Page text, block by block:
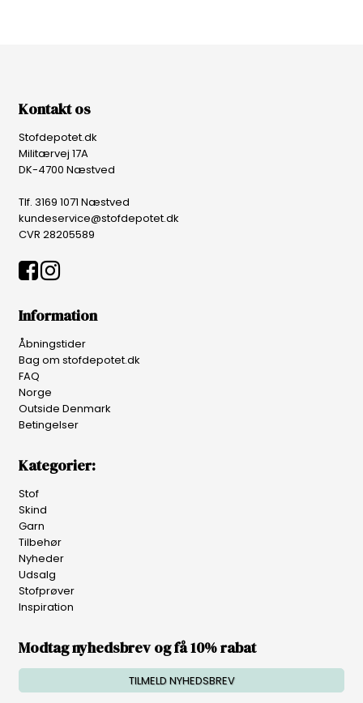
Kontakt os
Stofdepotet.dk
Militærvej 17A
DK-4700 Næstved
Tlf. 3169 1071 Næstved
kundeservice@stofdepotet.dk
CVR 28205589
Information
Åbningstider
Bag om stofdepotet.dk
FAQ
Norge
Outside Denmark
Betingelser
Kategorier:
Stof
Skind
Garn
Tilbehør
Nyheder
Udsalg
Stofprøver
Inspiration
Modtag nyhedsbrev og få 10% rabat
TILMELD NYHEDSBREV